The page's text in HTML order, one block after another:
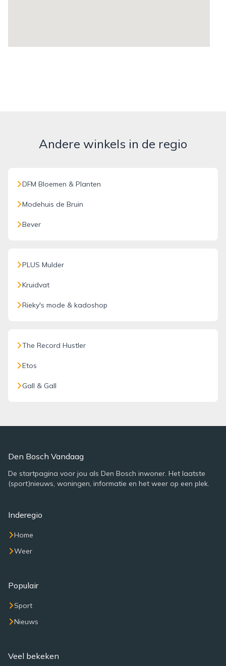
Andere winkels in de regio
DFM Bloemen & Planten
Modehuis de Bruin
Bever
PLUS Mulder
Kruidvat
Rieky's mode & kadoshop
The Record Hustler
Etos
Gall & Gall
Den Bosch Vandaag
De startpagina voor jou als Den Bosch inwoner. Het laatste
(sport)nieuws, woningen, informatie en het weer op een plek.
Inderegio
Home
Weer
Populair
Sport
Nieuws
Veel bekeken